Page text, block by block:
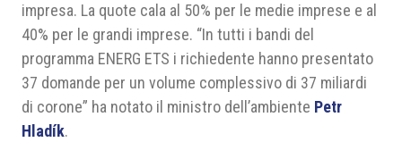
impresa. La quote cala al 50% per le medie imprese e al
40% per le grandi imprese. “In tutti i bandi del
programma ENERG ETS i richiedente hanno presentato
37 domande per un volume complessivo di 37 miliardi
di corone” ha notato il ministro dell’ambiente Petr
Hladík.